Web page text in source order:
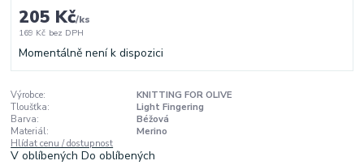
205 Kč/ks
169 Kč bez DPH
Momentálně není k dispozici
Výrobce:
KNITTING FOR OLIVE
Tloušťka:
Light Fingering
Barva:
Béžová
Materiál:
Merino
Hlídat cenu / dostupnost
V oblíbenýchDo oblíbených